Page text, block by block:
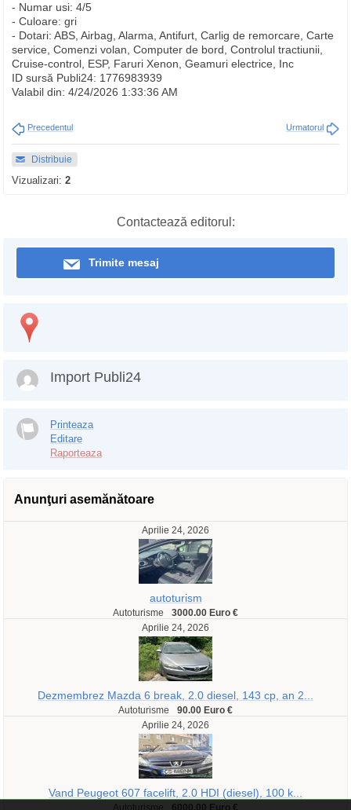
- Numar usi: 4/5
- Culoare: gri
- Dotari: ABS, Airbag, Alarma, Antifurt, Carlig de remorcare, Carte
service, Comenzi volan, Computer de bord, Controlul tractiunii,
Cruise-control, ESP, Faruri Xenon, Geamuri electrice, Inc
ID sursă Publi24: 1776983939
Valabil din: 4/24/2026 1:33:36 AM
Precedentul Urmatorul
Distribuie
Vizualizari: 2
Contactează editorul:
Trimite mesaj
Import Publi24
Printeaza
Editare
Raporteaza
Anunţuri asemănătoare
Aprilie 24, 2026
autoturism
Autoturisme
3000.00 Euro €
Aprilie 24, 2026
Dezmembrez Mazda 6 break, 2.0 diesel, 143 cp, an 2...
Autoturisme
90.00 Euro €
Aprilie 24, 2026
Vand Peugeot 607 facelift, 2.0 HDI (diesel), 100 k...
Autoturisme 6000.00 Euro €